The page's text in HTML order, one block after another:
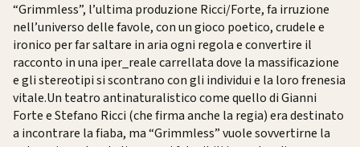
“Grimmless”, l’ultima produzione Ricci/Forte, fa irruzione
nell’universo delle favole, con un gioco poetico, crudele e
ironico per far saltare in aria ogni regola e convertire il
racconto in una iper_reale carrellata dove la massificazione
e gli stereotipi si scontrano con gli individui e la loro frenesia
vitale.Un teatro antinaturalistico come quello di Gianni
Forte e Stefano Ricci (che firma anche la regia) era destinato
a incontrare la fiaba, ma “Grimmless” vuole sovvertirne la